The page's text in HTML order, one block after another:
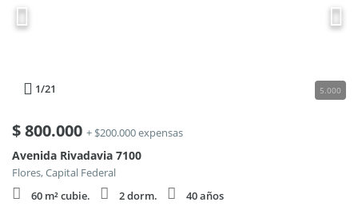
1/21 5.000
$800.000 + $200.000 expensas
Avenida Rivadavia 7100
Flores, Capital Federal
60 m² cubie.
2 dorm.
40 años